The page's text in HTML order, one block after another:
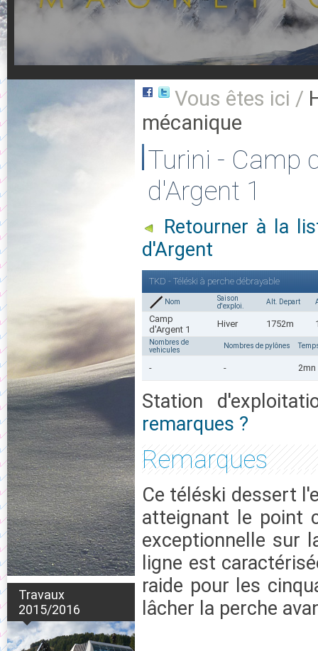
Travaux
2015/2016
Vous êtes ici /
mécanique
Turini - Camp
d'Argent 1
Retourner à la
d'Argent
TKD - Téléski à perche débrayable
Nom
Saison
d'exploi.
Alt. Depart
Camp
d'Argent 1
Hiver 1752m
Nombres de
vehicules
Nombres de pylônes
- - 2mn
Station
remarques ?
Remarques
Ce téléski dessert
atteignant le point
exceptionnelle sur
ligne est
raide pour les
lâcher la perche